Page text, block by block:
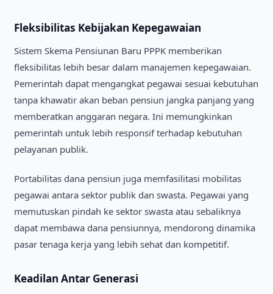
Fleksibilitas Kebijakan Kepegawaian
Sistem Skema Pensiunan Baru PPPK memberikan
fleksibilitas lebih besar dalam manajemen kepegawaian.
Pemerintah dapat mengangkat pegawai sesuai kebutuhan
tanpa khawatir akan beban pensiun jangka panjang yang
memberatkan anggaran negara. Ini memungkinkan
pemerintah untuk lebih responsif terhadap kebutuhan
pelayanan publik.
Portabilitas dana pensiun juga memfasilitasi mobilitas
pegawai antara sektor publik dan swasta. Pegawai yang
memutuskan pindah ke sektor swasta atau sebaliknya
dapat membawa dana pensiunnya, mendorong dinamika
pasar tenaga kerja yang lebih sehat dan kompetitif.
Keadilan Antar Generasi